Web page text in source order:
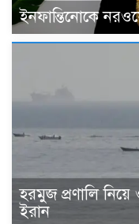
ইনফান্তিনোকে
হরমুজ প্রণালি নিয়ে
ইরান